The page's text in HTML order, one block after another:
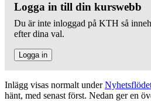
Logga in till din kurswebb
Du är inte inloggad på KTH så
efter dina val.
Logga in
Inlägg visas normalt under
hänt, med senast först. Nedan ger en